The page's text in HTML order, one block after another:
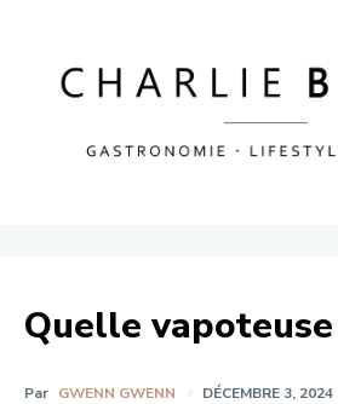
Quelle
Par GWENN GWENN DÉCEMBRE 3, 2024